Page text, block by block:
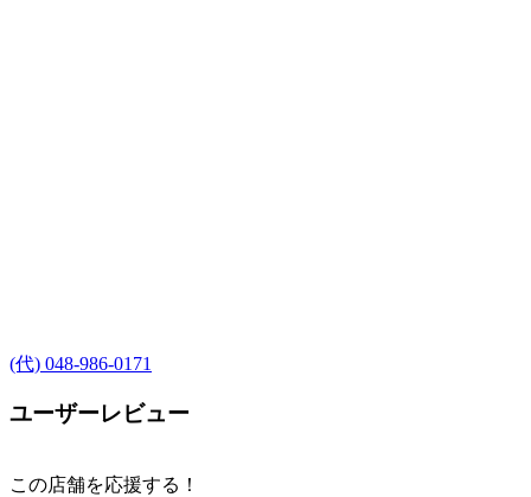
(代) 048-986-0171
ユーザーレビュー
この店舗を応援する！